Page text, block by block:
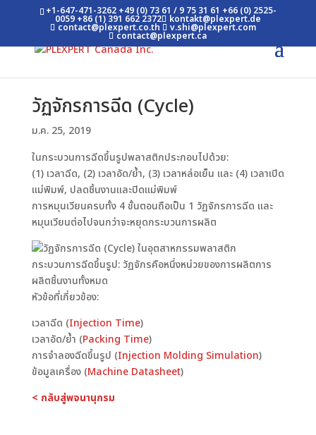
+1-647-471-3262 +49 (0) 73 61 / 9 75 31 61 +66 (0) 2525-
0059 +86 (1) 391 662 2372 kontakt@plexpert.de
contact@plexpert.co.th v.shi@plexpert.com
contact@plexpert.ca
วัฏจักรการฉีด (Cycle)
ม.ค. 25, 2019
ในกระบวนการฉีดขึ้นรูปพลาสติกประกอบไปด้วย:
(1) เวลาฉีด, (2) เวลาอัด/ย้ำ, (3) เวลาหล่อเย็น และ (4) เวลาเปิด
แม่พิมพ์, ปลดชิ้นงานและปิดแม่พิมพ์
การหมุนเวียนครบทั้ง 4 ขั้นตอนถือเป็น 1 วัฏจักรการฉีด และ
หมุนเวียนต่อไปจนกว่าจะหยุดกระบวนการผลิต
กระบวนการฉีดขึ้นรูป: วัฏจักรคือหนึ่งหน่วยของการผลิตการ
ผลิตชิ้นงานทั้งหมด
หัวข้อที่เกี่ยวข้อง:
เวลาฉีด (Injection Time)
เวลาอัด/ย้ำ (Packing Time)
การจำลองฉีดขึ้นรูป (Injection Molding Simulation)
ข้อมูลเครื่อง (Machine Datasheet)
< กลับสู่พจนานุกรม